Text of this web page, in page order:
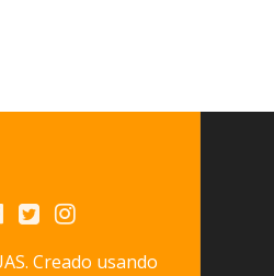
Creado usando